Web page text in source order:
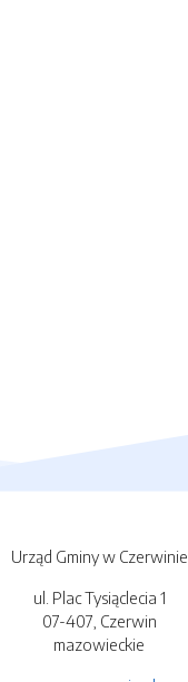
Urząd Gminy w Czerwinie
ul. Plac Tysiąclecia 1
07-407, Czerwin
mazowieckie